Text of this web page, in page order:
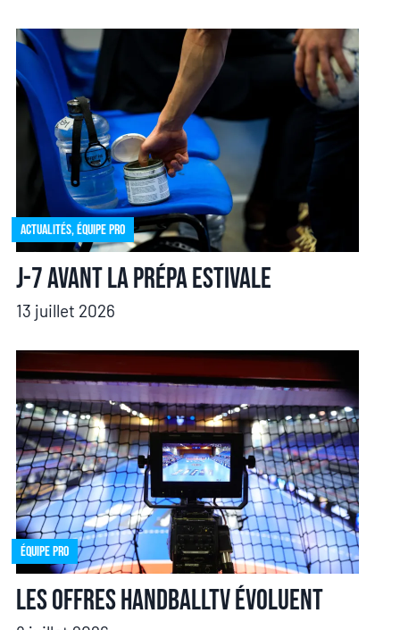
Actualités,Équipe pro
J-7 avant la prépa estivale
13 juillet 2026
Équipe pro
Les offres HandballTV évoluent